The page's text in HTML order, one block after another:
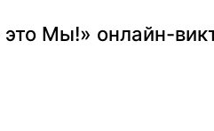
Мы!» онлайн-